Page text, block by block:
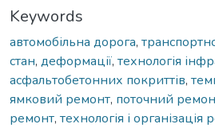
Keywords
автомобільна дорога,
стан, деформації, технологія
асфальтобетонних покриттів,
ямковий ремонт, поточний
ремонт, технологія і організація